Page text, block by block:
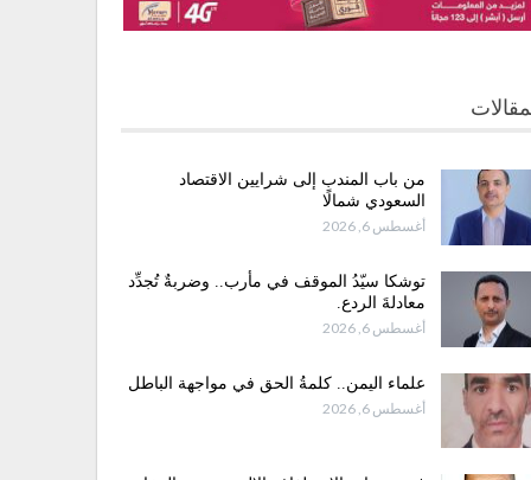
من باب المندب إلى شرايين الاقتصاد
السعودي شمالًا
أغسطس 6, 2026
توشكا سيّدُ الموقف في مأرب.. وضربةٌ تُجدِّد
معادلةَ الردع.
أغسطس 6, 2026
علماء اليمن.. كلمةُ الحق في مواجهة الباطل
أغسطس 6, 2026